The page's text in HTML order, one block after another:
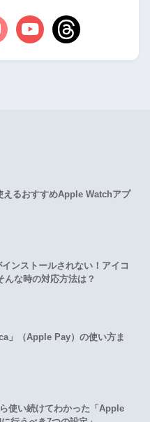
えるおすすめApple Watchアプ
ンストールされない！アイコ
んな時の対応方法は？
」（Apple Pay）の使い方ま
使い続けてわかった「Apple